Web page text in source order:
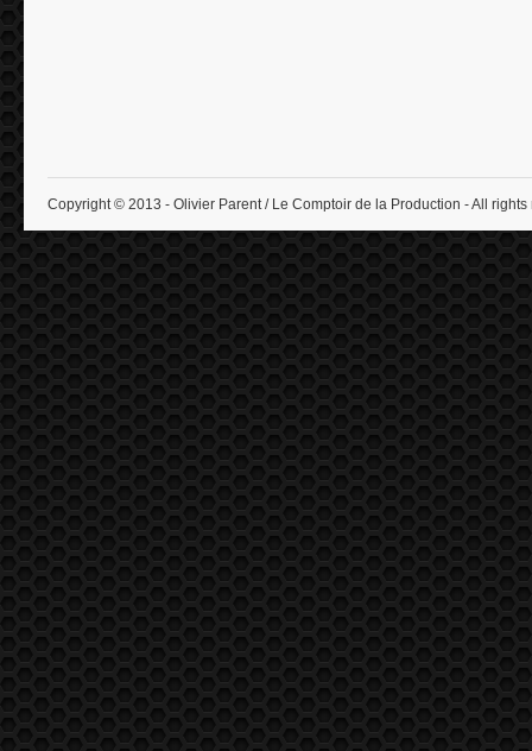
Copyright © 2013 - Olivier Parent / Le Comptoir de la Production - All rights